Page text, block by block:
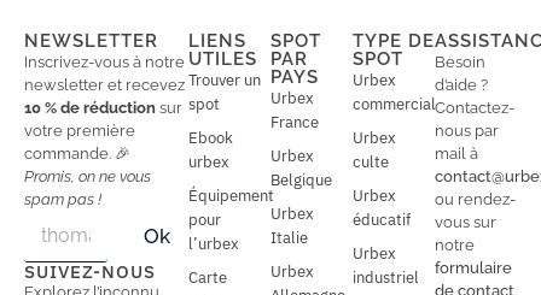
NEWSLETTER
Inscrivez-vous à notre
newsletter et recevez
10 % de réduction sur
votre première
commande. 🎉
Promis, on ne vous
spam pas !
a
i
a
i
Ok
SUIVEZ-NOUS
LIENS
UTILES
Trouver un
spot
Ebook
urbex
Équipement
pour
l’urbex
Carte
SPOT
PAR
PAYS
Urbex
France
Urbex
Belgique
Urbex
Italie
Urbex
TYPE DE
SPOT
Urbex
commercial
Urbex
culte
Urbex
éducatif
Urbex
industriel
Besoin
d’aide ?
Contactez-
nous par
mail à
ou rendez-
vous sur
notre
formulaire
de contact.